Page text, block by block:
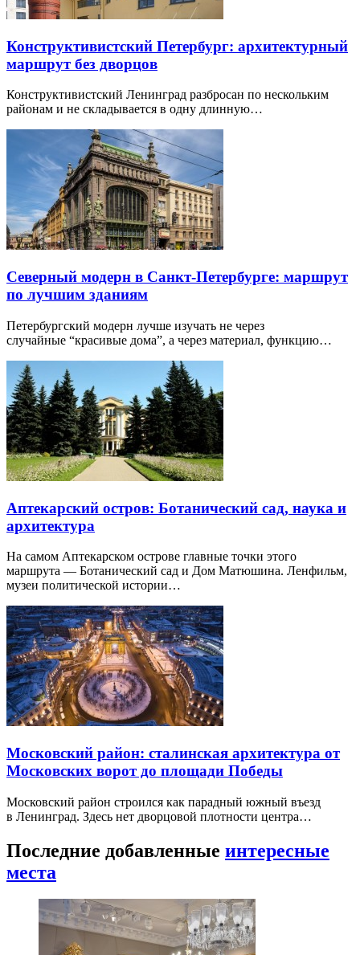
Конструктивистский Петербург: архитектурный
маршрут без дворцов
Конструктивистский Ленинград разбросан по нескольким
районам и не складывается в одну длинную…
Северный модерн в Санкт-Петербурге: маршрут
по лучшим зданиям
Петербургский модерн лучше изучать не через
случайные “красивые дома”, а через материал, функцию…
Аптекарский остров: Ботанический сад, наука и
архитектура
На самом Аптекарском острове главные точки этого
маршрута — Ботанический сад и Дом Матюшина. Ленфильм,
музеи политической истории…
Московский район: сталинская архитектура от
Московских ворот до площади Победы
Московский район строился как парадный южный въезд
в Ленинград. Здесь нет дворцовой плотности центра…
Последние добавленные интересные
места